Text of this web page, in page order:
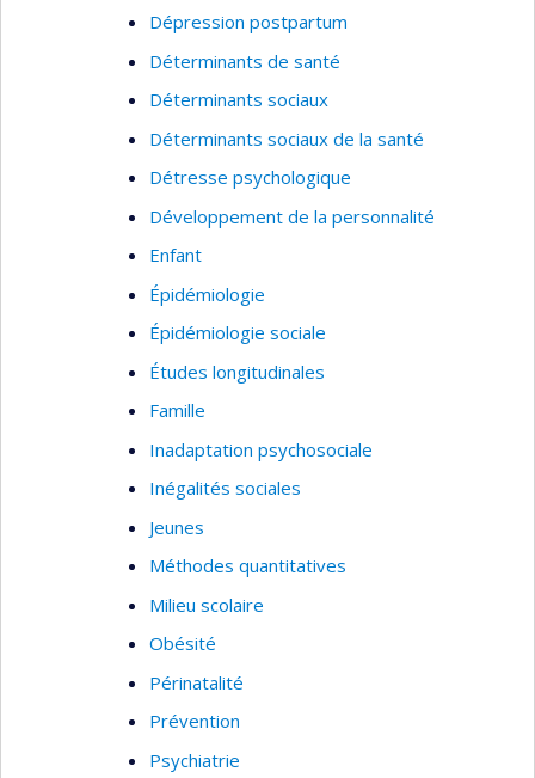
Dépression postpartum
Déterminants de santé
Déterminants sociaux
Déterminants sociaux de la santé
Détresse psychologique
Développement de la personnalité
Enfant
Épidémiologie
Épidémiologie sociale
Études longitudinales
Famille
Inadaptation psychosociale
Inégalités sociales
Jeunes
Méthodes quantitatives
Milieu scolaire
Obésité
Périnatalité
Prévention
Psychiatrie